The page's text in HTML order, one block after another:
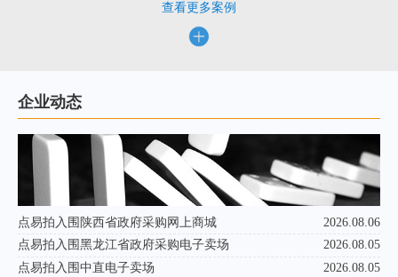
查看更多案例
企业动态
点易拍入围陕西省政府采购网上商城
2026.08.06
点易拍入围黑龙江省政府采购电子卖场
2026.08.05
点易拍入围中直电子卖场
2026.08.05